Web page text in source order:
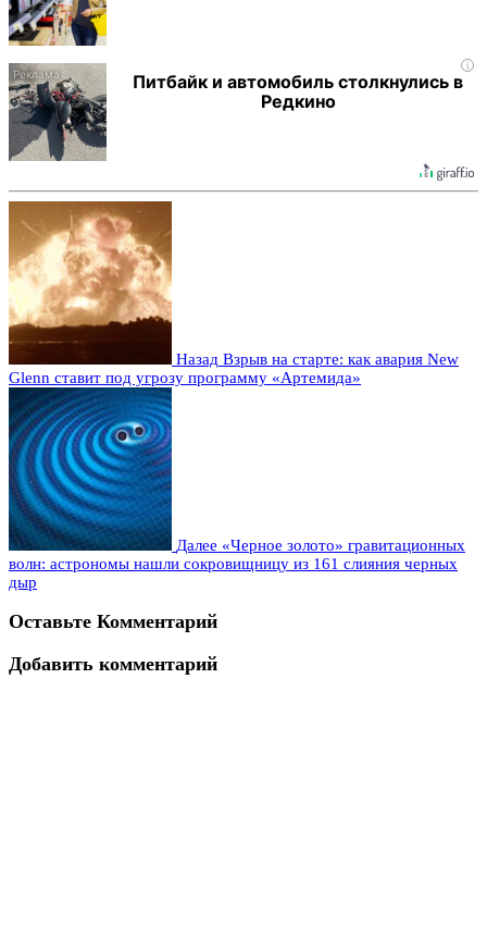
i
Питбайк и автомобиль столкнулись в
Редкино
Назад Взрыв на старте: как авария New
Glenn ставит под угрозу программу «Артемида»
Далее «Черное золото» гравитационных
волн: астрономы нашли сокровищницу из 161 слияния черных
дыр
Оставьте Комментарий
Добавить комментарий